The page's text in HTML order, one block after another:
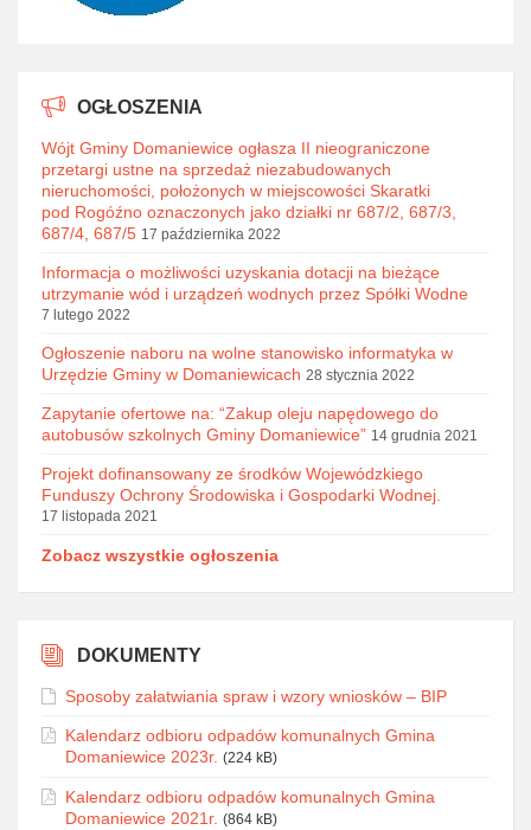
OGŁOSZENIA
Wójt Gminy Domaniewice ogłasza II nieograniczone
przetargi ustne na sprzedaż niezabudowanych
nieruchomości, położonych w miejscowości Skaratki
pod Rogóźno oznaczonych jako działki nr 687/2, 687/3,
687/4, 687/5 17 października 2022
Informacja o możliwości uzyskania dotacji na bieżące
utrzymanie wód i urządzeń wodnych przez Spółki Wodne
7 lutego 2022
Ogłoszenie naboru na wolne stanowisko informatyka w
Urzędzie Gminy w Domaniewicach 28 stycznia 2022
Zapytanie ofertowe na: “Zakup oleju napędowego do
autobusów szkolnych Gminy Domaniewice” 14 grudnia 2021
Projekt dofinansowany ze środków Wojewódzkiego
Funduszy Ochrony Środowiska i Gospodarki Wodnej.
17 listopada 2021
Zobacz wszystkie ogłoszenia
DOKUMENTY
Sposoby załatwiania spraw i wzory wniosków – BIP
Kalendarz odbioru odpadów komunalnych Gmina
Domaniewice 2023r. (224 kB)
Kalendarz odbioru odpadów komunalnych Gmina
Domaniewice 2021r. (864 kB)